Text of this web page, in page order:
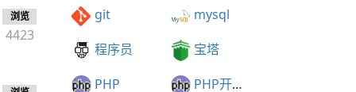
浏览
4423
git
mysql
程序员
宝塔
PHP
PHP开发建议